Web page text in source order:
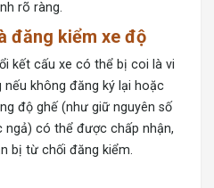
rõ ràng.
đăng kiểm xe độ
kết cấu xe có thể bị coi là vi
không đăng ký lại hoặc
độ ghế (như giữ nguyên số
ngả) có thể được chấp nhận,
bị từ chối đăng kiểm.